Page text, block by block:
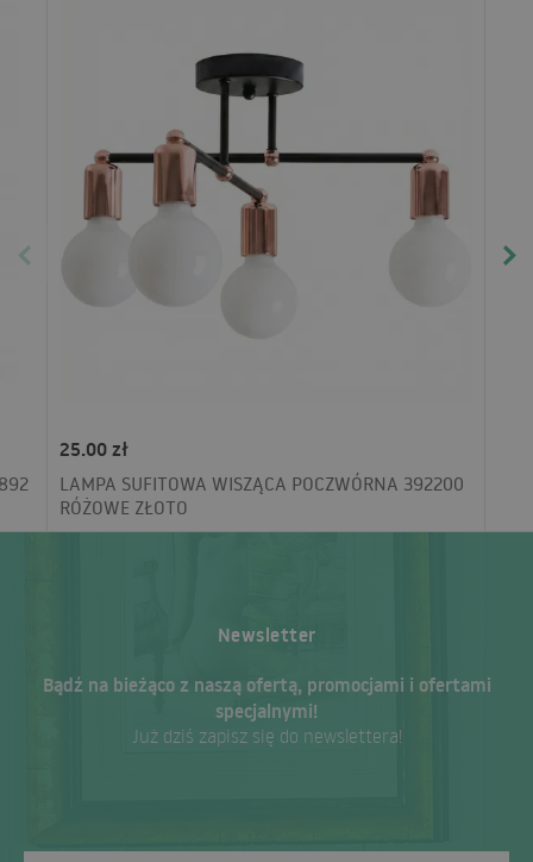
25.00 zł
LAMPA SUFITOWA WISZĄCA POCZWÓRNA 392200
RÓŻOWE ZŁOTO
Newsletter
Bądź na bieżąco z naszą ofertą, promocjami i ofertami
specjalnymi!
Już dziś zapisz się do newslettera!